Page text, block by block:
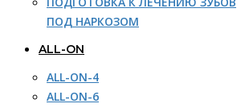
ПОД НАРКОЗОМ
ALL-ON
ALL-ON-4
ALL-ON-6